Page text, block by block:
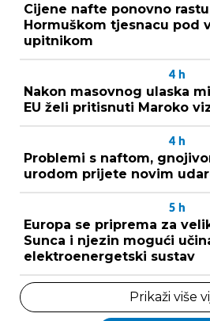
Cijene nafte ponovno
Hormuškom tjesnacu pod
upitnikom
4 h
Nakon masovnog ulaska
EU želi pritisnuti Maroko
4 h
Problemi s naftom,
urodom prijete novim
5 h
Europa se priprema za
Sunca i njezin mogući
elektroenergetski sustav
Prikaži više